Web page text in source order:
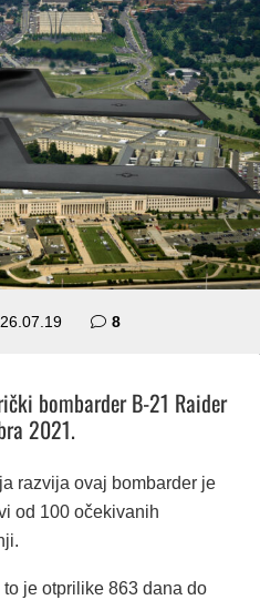
26.07.19 8komentara
bombarder B-21 Raider
2021.
razvija ovaj bombarder je
od 100 očekivanih
je otprilike 863 dana do